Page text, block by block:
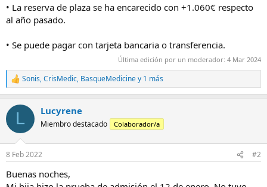
• La reserva de plaza se ha encarecido con +1.060€ respecto
al año pasado.
• Se puede pagar con tarjeta bancaria o transferencia.
Última edición por un moderador: 4 Mar 2024
R
e
c
i
e
:
Sonis,CrisMedic, BasqueMediciney 1 más
L Lucyrene
Miembro destacado Colaborador/a
8 Feb 2022 #2
Buenas noches,